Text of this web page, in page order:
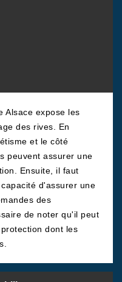
Alsace expose les
des rives. En
et le côté
peuvent assurer une
Ensuite, il faut
d'assurer une
des
de noter qu'il peut
dont les